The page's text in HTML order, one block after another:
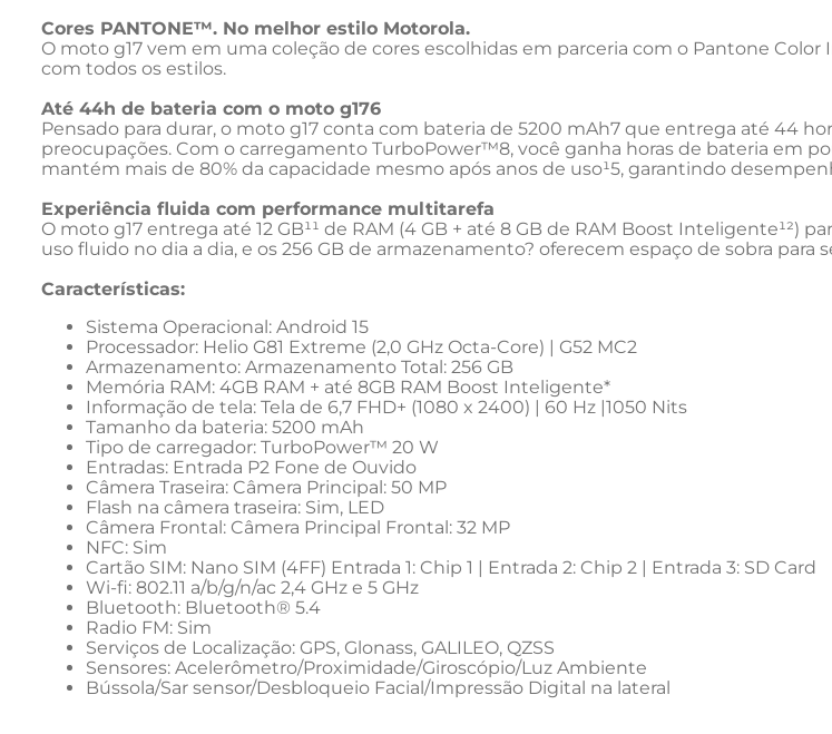
Cores PANTONE™. No melhor estilo Motorola.
O moto g17 vem em uma coleção de cores escolhidas em parceria com o Pantone
com todos os estilos.
Até 44h de bateria com o moto g176
Pensado para durar, o moto g17 conta com bateria de 5200 mAh7 que entrega até 44
preocupações. Com o carregamento TurboPower™8, você ganha horas de bateria em
mantém mais de 80% da capacidade mesmo após anos de uso¹5, garantindo
Experiência fluida com performance multitarefa
O moto g17 entrega até 12 GB¹¹ de RAM (4 GB + até 8 GB de RAM Boost Inteligente¹²)
uso fluido no dia a dia, e os 256 GB de armazenamento? oferecem espaço de sobra para
Características:
Sistema Operacional: Android 15
Processador: Helio G81 Extreme (2,0 GHz Octa-Core) | G52 MC2
Armazenamento: Armazenamento Total: 256 GB
Memória RAM: 4GB RAM + até 8GB RAM Boost Inteligente*
Informação de tela: Tela de 6,7 FHD+ (1080 x 2400) | 60 Hz |1050 Nits
Tamanho da bateria: 5200 mAh
Tipo de carregador: TurboPower™ 20 W
Entradas: Entrada P2 Fone de Ouvido
Câmera Traseira: Câmera Principal: 50 MP
Flash na câmera traseira: Sim, LED
Câmera Frontal: Câmera Principal Frontal: 32 MP
NFC: Sim
Cartão SIM: Nano SIM (4FF) Entrada 1: Chip 1 | Entrada 2: Chip 2 | Entrada 3: SD Card
Wi-fi: 802.11 a/b/g/n/ac 2,4 GHz e 5 GHz
Bluetooth: Bluetooth® 5.4
Radio FM: Sim
Serviços de Localização: GPS, Glonass, GALILEO, QZSS
Sensores: Acelerômetro/Proximidade/Giroscópio/Luz Ambiente
Bússola/Sar sensor/Desbloqueio Facial/Impressão Digital na lateral